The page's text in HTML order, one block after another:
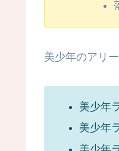
美少年のアリ
美少年
美少年